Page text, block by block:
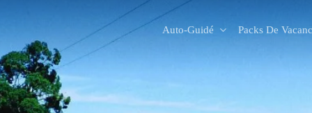
Auto-Guidé Packs De